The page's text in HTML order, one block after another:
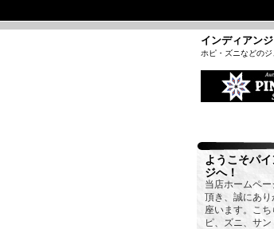
インディアン
ホピ・ズニなどの
ようこそパイ
ジへ！
当店ホームペ
頂き、誠にあり
座います。こち
ピ、ズニ、サ